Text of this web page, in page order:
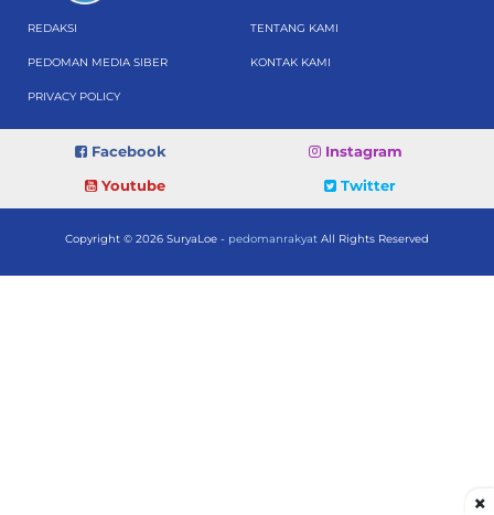
REDAKSI TENTANG KAMI
PEDOMAN MEDIA SIBER KONTAK KAMI
PRIVACY POLICY
Facebook
Instagram
Youtube
Twitter
Copyright © 2026 SuryaLoe - pedomanrakyat All Rights Reserved
×